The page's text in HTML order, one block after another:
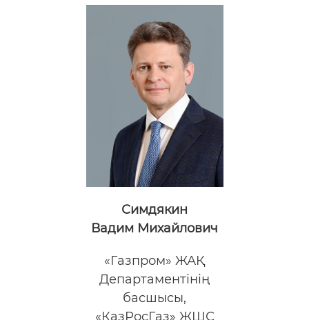
Симдякин
Вадим Михайлович
«Газпром» ЖАҚ
Департаментінің
басшысы,
«КазРосГаз» ЖШС